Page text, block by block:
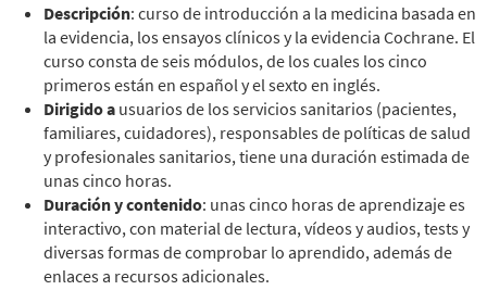
Descripción: curso de introducción a la medicina basada en
la evidencia, los ensayos clínicos y la evidencia Cochrane. El
curso consta de seis módulos, de los cuales los cinco
primeros están en español y el sexto en inglés.
Dirigido a usuarios de los servicios sanitarios (pacientes,
familiares, cuidadores), responsables de políticas de salud
y profesionales sanitarios, tiene una duración estimada de
unas cinco horas.
Duración y contenido: unas cinco horas de aprendizaje es
interactivo, con material de lectura, vídeos y audios, tests y
diversas formas de comprobar lo aprendido, además de
enlaces a recursos adicionales.